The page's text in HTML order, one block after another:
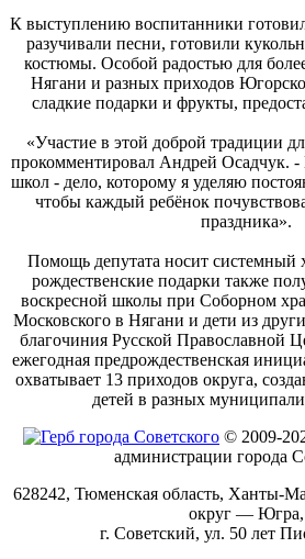
К выступлению воспитанники
разучивали песни, готовили
костюмы. Особой радостью для
Нягани и разных приходов
сладкие подарки и фрукты,
«Участие в этой доброй традиции
прокомментировал Андрей Осадчук.
школ - дело, которому я уделяю
чтобы каждый ребёнок
праздника».
Помощь депутата носит системный
рождественские подарки также
воскресной школы при Соборном
Московского в Нягани и дети из
благочиния Русской Православной
ежегодная предрождественская
охватывает 13 приходов округа,
детей в разных
© 2009-
администрации города
628242, Тюменская область, Ханты-
округ — Югра,
г. Советский, ул. 50 лет